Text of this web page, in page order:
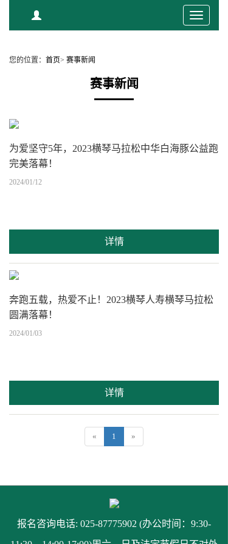
Toggle
您的位置： 首页> 赛事新闻
赛事新闻
为爱坚守5年，2023横琴马拉松中华白海豚公益跑
完美落幕！
2024/01/12
详情
奔跑五载，热爱不止！2023横琴人寿横琴马拉松
圆满落幕！
2024/01/03
详情
« 1 »
报名咨询电话: 025-87775902 (办公时间：9:30-